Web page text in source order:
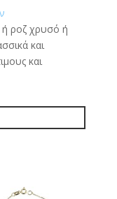
ροζ χρυσό ή
και
και